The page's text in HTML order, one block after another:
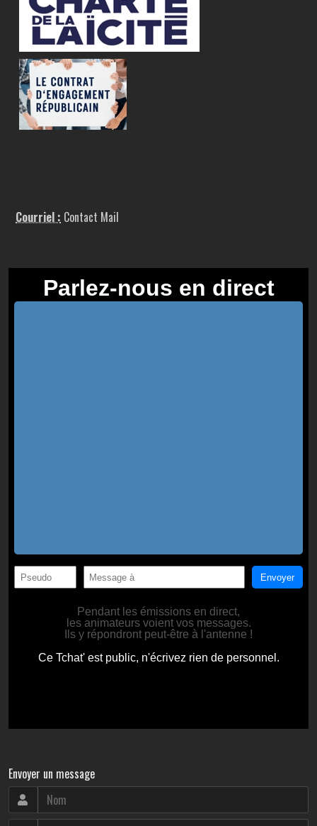
Courriel : Contact Mail
Envoyer un message